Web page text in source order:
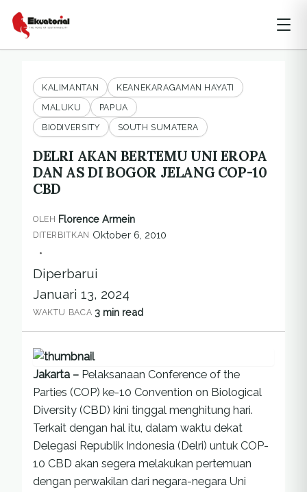
KALIMANTAN
KEANEKARAGAMAN HAYATI
MALUKU
PAPUA
BIODIVERSITY
SOUTH SUMATERA
DELRI AKAN BERTEMU UNI EROPA
DAN AS DI BOGOR JELANG COP-10
CBD
OLEH Florence Armein
DITERBITKAN Oktober 6, 2010
•
Diperbarui
Januari 13, 2024
WAKTU BACA 3 min read
Jakarta – Pelaksanaan Conference of the
Parties (COP) ke-10 Convention on Biological
Diversity (CBD) kini tinggal menghitung hari.
Terkait dengan hal itu, dalam waktu dekat
Delegasi Republik Indonesia (Delri) untuk COP-
10 CBD akan segera melakukan pertemuan
dengan perwakilan dari negara-negara Uni